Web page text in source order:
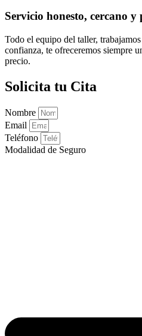
Servicio honesto, cercano y
Todo el equipo del taller,
confianza, te ofreceremos siempre
precio.
Solicita tu Cita
Nombre
Email
Teléfono
Modalidad de Seguro